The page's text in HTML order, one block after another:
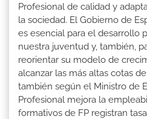
Profesional de calidad y
la sociedad. El Gobierno de
es esencial para el desarrollo
nuestra juventud y, también,
reorientar su modelo de
alcanzar las más altas cotas
también según el Ministro de
Profesional mejora la
formativos de FP registran